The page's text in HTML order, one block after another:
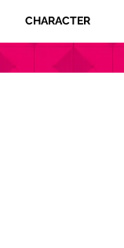
CHARACTER